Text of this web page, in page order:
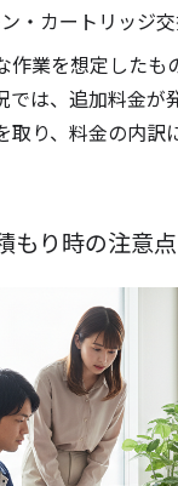
・カートリッジ
作業を想定した
は、追加料金
り、料金の内
もり時の注意点